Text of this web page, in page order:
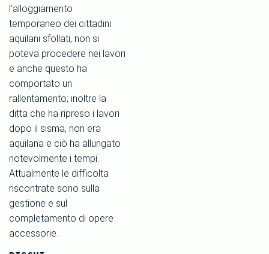
l'alloggiamento
temporaneo dei cittadini
aquilani sfollati, non si
poteva procedere nei lavori
e anche questo ha
comportato un
rallentamento; inoltre la
ditta che ha ripreso i lavori
dopo il sisma, non era
aquilana e ciò ha allungato
notevolmente i tempi.
Attualmente le difficolta
riscontrate sono sulla
gestione e sul
completamento di opere
accessorie.